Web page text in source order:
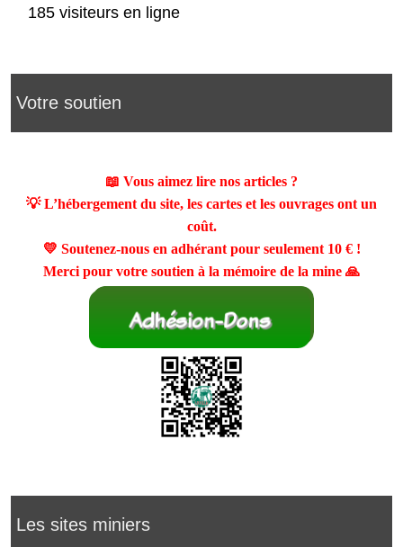
185 visiteurs en ligne
Votre soutien
📖 Vous aimez lire nos articles ?
💡 L’hébergement du site, les cartes et les ouvrages ont un
coût.
💛 Soutenez-nous en adhérant pour seulement 10 €!
Merci pour votre soutien à la mémoire de la mine 🙏
Les sites miniers